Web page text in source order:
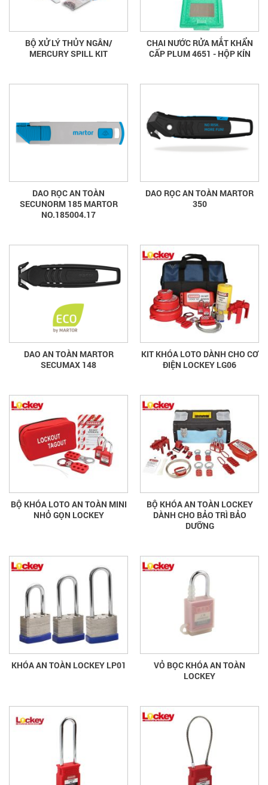
BỘ XỬ LÝ THỦY NGÂN/
MERCURY SPILL KIT
CHAI NƯỚC RỬA MẮT KHẨN
CẤP PLUM 4651 - HỘP KÍN
DAO RỌC AN TOÀN
SECUNORM 185 MARTOR
NO.185004.17
DAO RỌC AN TOÀN MARTOR
350
DAO AN TOÀN MARTOR
SECUMAX 148
KIT KHÓA LOTO DÀNH CHO CƠ
ĐIỆN LOCKEY LG06
BỘ KHÓA LOTO AN TOÀN MINI
NHỎ GỌN LOCKEY
BỘ KHÓA AN TOÀN LOCKEY
DÀNH CHO BẢO TRÌ BẢO
DƯỠNG
KHÓA AN TOÀN LOCKEY LP01
VỎ BỌC KHÓA AN TOÀN
LOCKEY